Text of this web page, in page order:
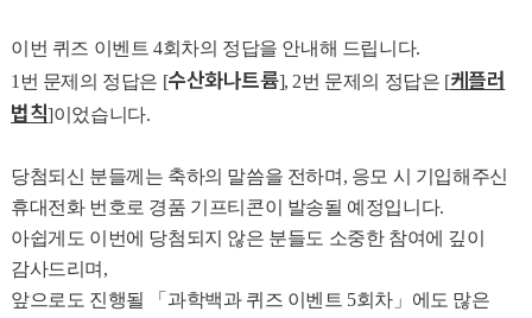
이번 퀴즈 이벤트 4회차의 정답을 안내해 드립니다.
1번 문제의 정답은 [수산화나트륨], 2번 문제의 정답은 [케플러
법칙]이었습니다.
당첨되신 분들께는 축하의 말씀을 전하며, 응모 시 기입해주신
휴대전화 번호로 경품 기프티콘이 발송될 예정입니다.
아쉽게도 이번에 당첨되지 않은 분들도 소중한 참여에 깊이
감사드리며,
앞으로도 진행될 「과학백과 퀴즈 이벤트 5회차」에도 많은